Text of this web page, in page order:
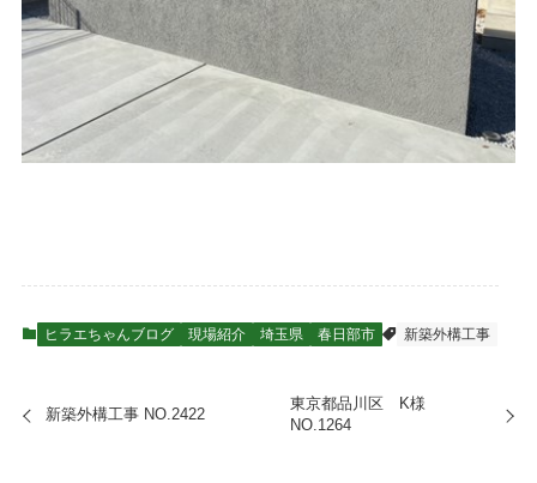
ヒラエちゃんブログ 現場紹介 埼玉県 春日部市 新築外構工事
新築外構工事 NO.2422
東京都品川区 K様
NO.1264